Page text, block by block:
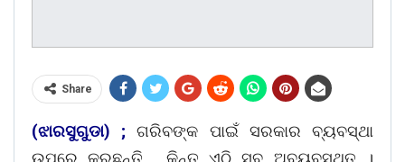
Share
(ଝାରସୁଗୁଡା) ; ଗରିବଙ୍କ ପାଇଁ ସରକାର ବ୍ୟବସ୍ଥା